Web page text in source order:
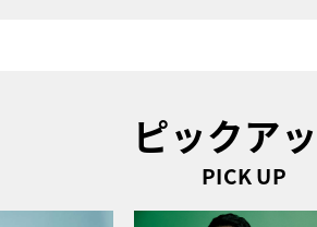
ピックア
PICK UP